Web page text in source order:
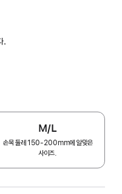
.
M/L
손목 둘레 150-200mm에 알맞은
사이즈.